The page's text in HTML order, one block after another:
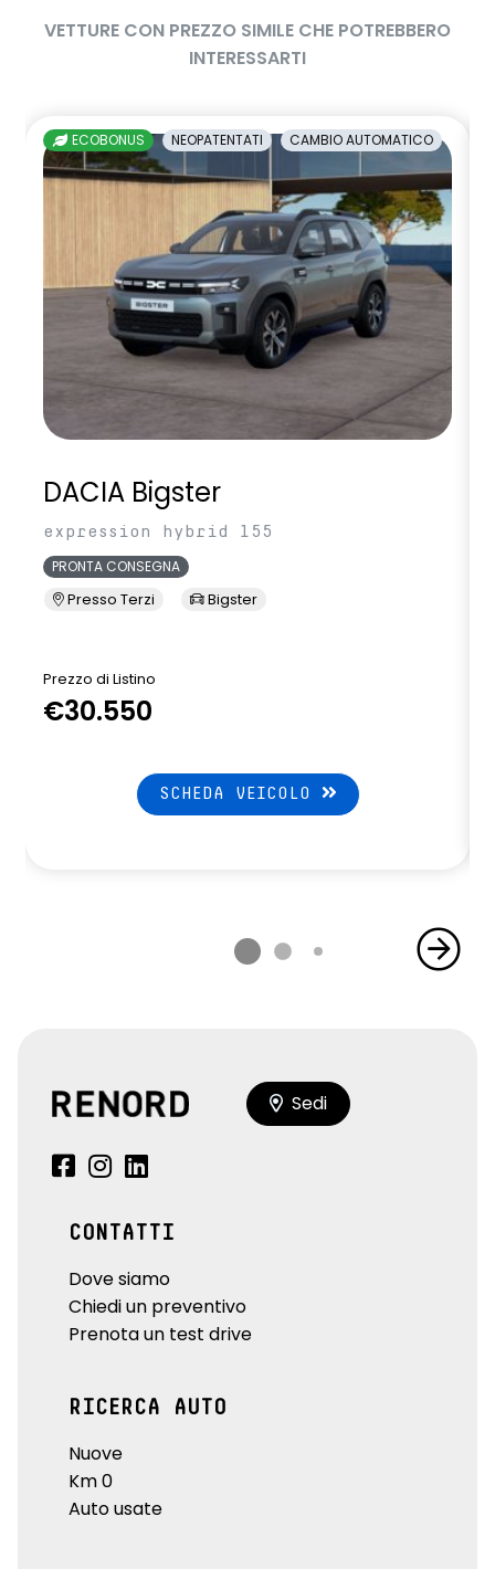
VETTURE CON PREZZO SIMILE CHE POTREBBERO
INTERESSARTI
ECOBONUS NEOPATENTATI CAMBIO AUTOMATICO
DACIA Bigster
expression hybrid 155
PRONTA CONSEGNA
Presso Terzi Bigster
Prezzo di Listino
€30.550
SCHEDA VEICOLO
Sedi
CONTATTI
Dove siamo
Chiedi un preventivo
Prenota un test drive
RICERCA AUTO
Nuove
Km 0
Auto usate